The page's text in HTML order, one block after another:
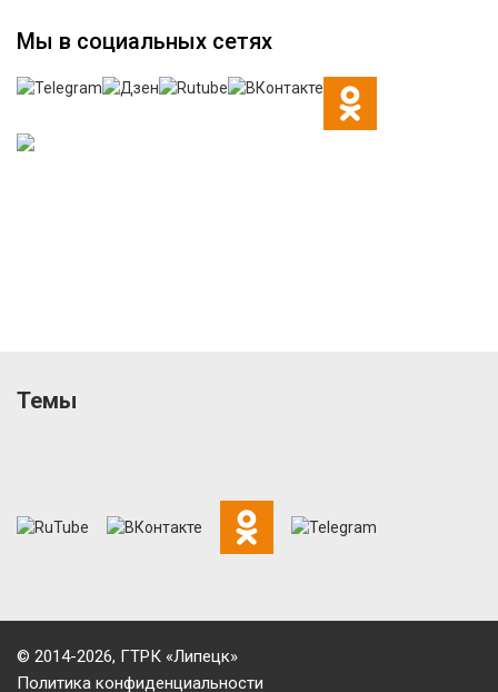
Мы в социальных сетях
Темы
© 2014-2026, ГТРК «Липецк»
Политика конфиденциальности